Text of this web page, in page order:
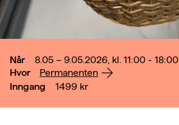
Når
8.05 – 9.05.2026, kl. 11:00 - 18:00
Hvor
Permanenten
Inngang
1499 kr